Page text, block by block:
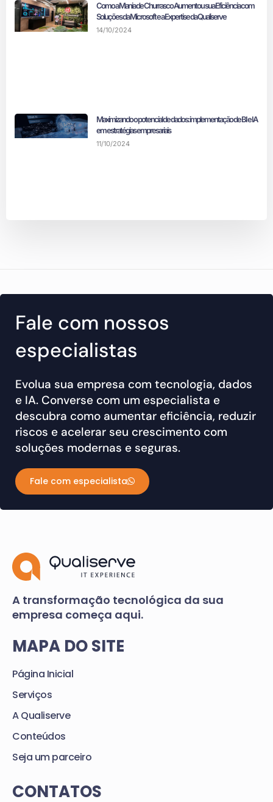
Como a Mania de Churrasco Aumentou sua Eficiência com
Soluções da Microsoft e a Expertise da Qualiserve
14/10/2024
Maximizando o potencial de dados: implementação de BI e IA
em estratégias empresariais
11/10/2024
Fale com nossos
especialistas
Evolua sua empresa com tecnologia, dados
e IA. Converse com um especialista e
descubra como aumentar eficiência, reduzir
riscos e acelerar seu crescimento com
soluções modernas e seguras.
Fale com especialista
A transformação tecnológica da sua
empresa começa aqui.
MAPA DO SITE
Página Inicial
Serviços
A Qualiserve
Conteúdos
Seja um parceiro
CONTATOS